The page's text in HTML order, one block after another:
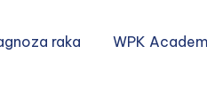
raka WPK